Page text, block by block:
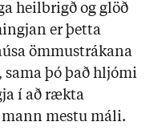
heilbrigð og glöð
er þetta
ömmustrákana
þó það hljómi
í að rækta
mestu máli.